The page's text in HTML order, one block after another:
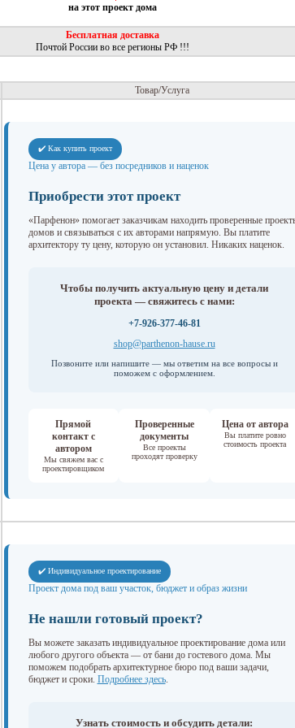
на этот проект дома
Бесплатная доставка
Почтой России во все регионы РФ !!!
Товар/Услуга
✔️ Как купить проект
Цена у автора — без посредников и наценок
Приобрести этот проект
«Парфенон» помогает заказчикам находить проверенные
домов и связываться с их авторами напрямую. Вы платите
архитектору ту цену, которую он установил. Никаких наценок.
Чтобы получить актуальную цену и детали
проекта — свяжитесь с нами:
+7-926-377-46-81
shop@parthenon-hause.ru
Позвоните или напишите — мы ответим на все вопросы и
поможем с оформлением.
Прямой
контакт с
автором
Мы свяжем вас с
проектировщиком
Проверенные
документы
Все проекты
проходят проверку
Цена от автора
Вы платите ровно
стоимость проекта
✔️ Индивидуальное проектирование
Проект дома под ваш участок, бюджет и образ жизни
Не нашли готовый проект?
Вы можете заказать индивидуальное проектирование дома или
любого другого объекта — от бани до гостевого дома. Мы
поможем подобрать архитектурное бюро под ваши задачи,
бюджет и сроки. Подробнее здесь.
Узнать стоимость и обсудить детали: